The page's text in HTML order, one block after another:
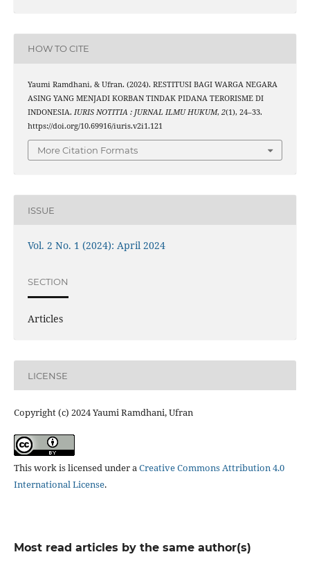
HOW TO CITE
Yaumi Ramdhani, & Ufran. (2024). RESTITUSI BAGI WARGA NEGARA
ASING YANG MENJADI KORBAN TINDAK PIDANA TERORISME DI
INDONESIA. IURIS NOTITIA : JURNAL ILMU HUKUM, 2(1), 24–33.
https://doi.org/10.69916/iuris.v2i1.121
More Citation Formats
ISSUE
Vol. 2 No. 1 (2024): April 2024
SECTION
Articles
LICENSE
Copyright (c) 2024 Yaumi Ramdhani, Ufran
This work is licensed under aCreative Commons Attribution 4.0
International License.
Most read articles by the same author(s)